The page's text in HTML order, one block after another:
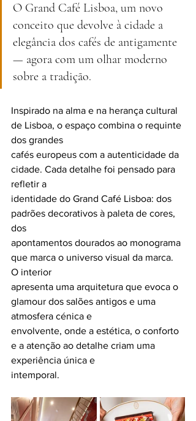
O Grand Café Lisboa, um novo
conceito que devolve à cidade a
elegância dos cafés de antigamente
— agora com um olhar moderno
sobre a tradição.
Inspirado na alma e na herança cultural
de Lisboa, o espaço combina o requinte
dos grandes
cafés europeus com a autenticidade da
cidade. Cada detalhe foi pensado para
refletir a
identidade do Grand Café Lisboa: dos
padrões decorativos à paleta de cores,
dos
apontamentos dourados ao monograma
que marca o universo visual da marca.
O interior
apresenta uma arquitetura que evoca o
glamour dos salões antigos e uma
atmosfera cénica e
envolvente, onde a estética, o conforto
e a atenção ao detalhe criam uma
experiência única e
intemporal.